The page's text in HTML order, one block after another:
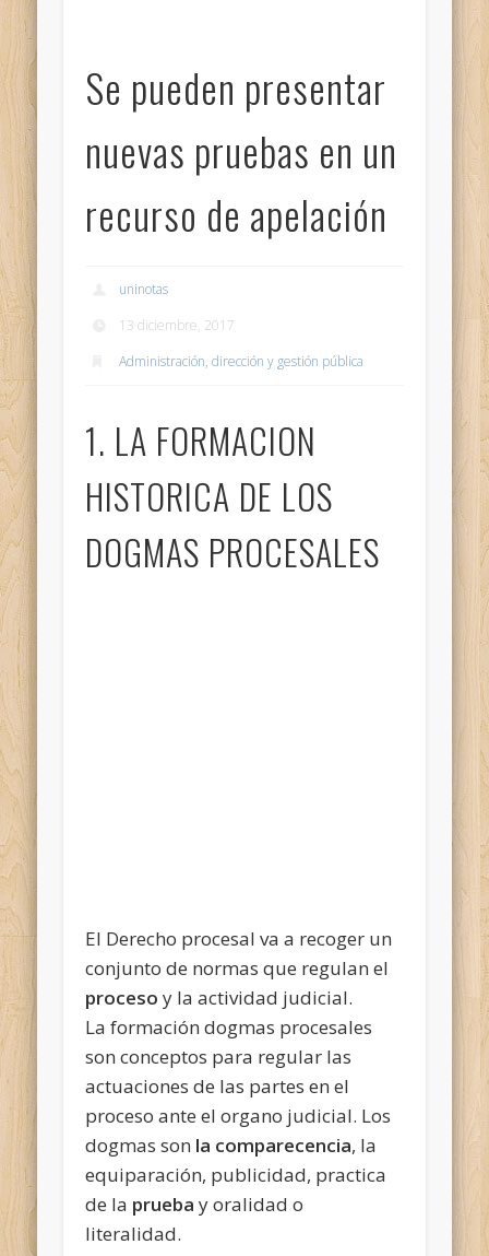
Se pueden presentar
nuevas pruebas en un
recurso de apelación
uninotas
13 diciembre, 2017
Administración, dirección y gestión pública
1. LA FORMACION
HISTORICA DE LOS
DOGMAS PROCESALES
El Derecho procesal va a recoger un
conjunto de normas que regulan el
proceso y la actividad judicial.
La formación dogmas procesales
son conceptos para regular las
actuaciones de las partes en el
proceso ante el organo judicial. Los
dogmas son la comparecencia, la
equiparación, publicidad, practica
de la prueba y oralidad o
literalidad.